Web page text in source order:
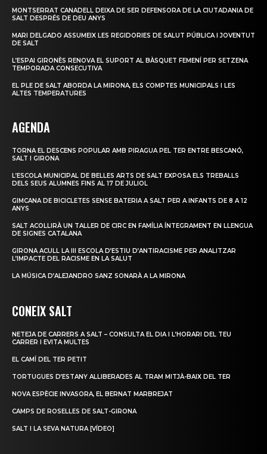
MONTSERRAT CANADELL DEIXA DE SER DEFENSORA DE LA CIUTADANIA DE
SALT DESPRÉS DE DEU ANYS
MARI DELGADO ASSUMEIX LES REGIDORIES DE SALUT PÚBLICA I JOVENTUT
DE SALT
L’ESPAI GIRONÈS RENOVA EL SUPORT AL BÀSQUET FEMENÍ PER SETZENA
TEMPORADA CONSECUTIVA
EL PLE DE SALT ABORDA LA MIRONA, ELS COMPTES MUNICIPALS I LES
ALTES TEMPERATURES
AGENDA
TORNA EL DESCENS POPULAR AMB PIRAGUA PEL TER ENTRE BESCANÓ,
SALT I GIRONA
L’ESCOLA MUNICIPAL DE BELLES ARTS DE SALT EXPOSA ELS TREBALLS
DELS SEUS ALUMNES FINS AL 17 DE JULIOL
GIMCANA DE BICICLETES SENSE BATERIA A SALT PER A INFANTS DE 8 A 12
ANYS
SALT ACOLLIRÀ UN TALLER DE CIRC EN FAMÍLIA ÍNTEGRAMENT EN LLENGUA
DE SIGNES CATALANA
GIRONA ACULL LA III ESCOLA D’ESTIU D’ANTIRACISME PER ANALITZAR
L’IMPACTE DEL RACISME EN LA SALUT
LA MÚSICA D’ALEJANDRO SANZ SONARÀ A LA MIRONA
CONEIX SALT
NETEJA DE CARRERS A SALT – CONSULTA EL DIA I L’HORARI DEL TEU
CARRER I EVITA MULTES
EL CAMÍ DEL TER PETIT
TORTUGUES D’ESTANY ALLIBERADES AL TRAM MITJÀ-BAIX DEL TER
NOVA ESPÈCIE INVASORA, EL BERNAT MARBREJAT
CAMPS DE ROSELLES DE SALT-GIRONA
SALT I LA SEVA NATURA [VÍDEO]